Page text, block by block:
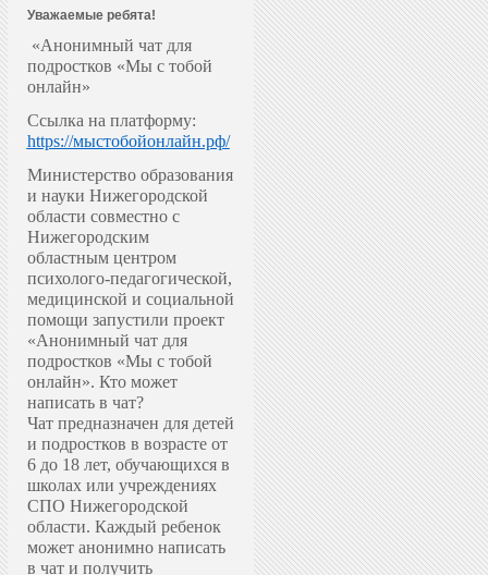
Уважаемые ребята!
«Анонимный чат для
подростков «Мы с тобой
онлайн»
Ссылка на платформу:
https://мыстобойонлайн.рф/
Министерство образования
и науки Нижегородской
области совместно с
Нижегородским
областным центром
психолого-педагогической,
медицинской и социальной
помощи запустили проект
«Анонимный чат для
подростков «Мы с тобой
онлайн». Кто может
написать в чат?
Чат предназначен для детей
и подростков в возрасте от
6 до 18 лет, обучающихся в
школах или учреждениях
СПО Нижегородской
области. Каждый ребенок
может анонимно написать
в чат и получить